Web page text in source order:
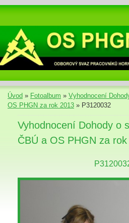
Úvod » Fotoalbum » Vyhodnocení
OS PHGN za rok 2013 » P3120032
Vyhodnocení Dohody o
ČBÚ a OS PHGN za